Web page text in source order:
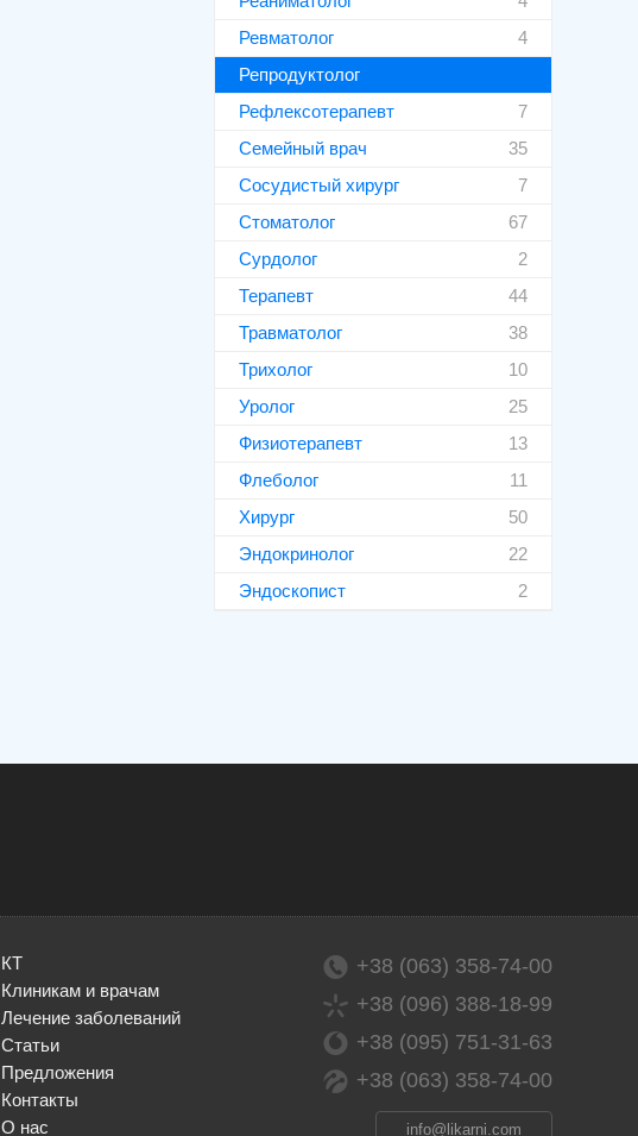
Ревматолог
4
Репродуктолог
Рефлексотерапевт
7
Семейный врач
35
Сосудистый хирург
7
Стоматолог
67
Сурдолог
2
Терапевт
44
Травматолог
38
Трихолог
10
Уролог
25
Физиотерапевт
13
Флеболог
11
Хирург
50
Эндокринолог
22
Эндоскопист
2
КТ
Клиникам и врачам
Лечение заболеваний
Статьи
Предложения
Контакты
О нас
+38 (063) 358-74-00
+38 (096) 388-18-99
+38 (095) 751-31-63
+38 (063) 358-74-00
info@likarni.com